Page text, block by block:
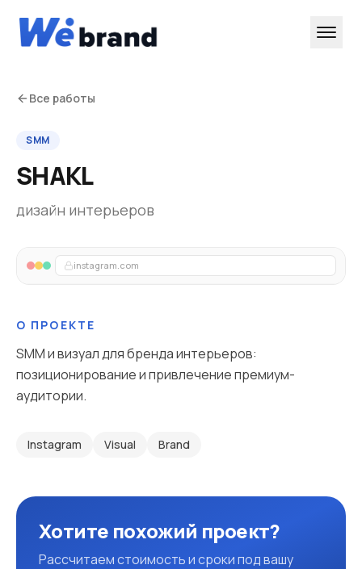
Все работы
SMM
SHAKL
дизайн интерьеров
instagram.com
О ПРОЕКТЕ
SMM и визуал для бренда интерьеров:
позиционирование и привлечение премиум-
аудитории.
Instagram Visual Brand
Хотите похожий проект?
Рассчитаем стоимость и сроки под вашу